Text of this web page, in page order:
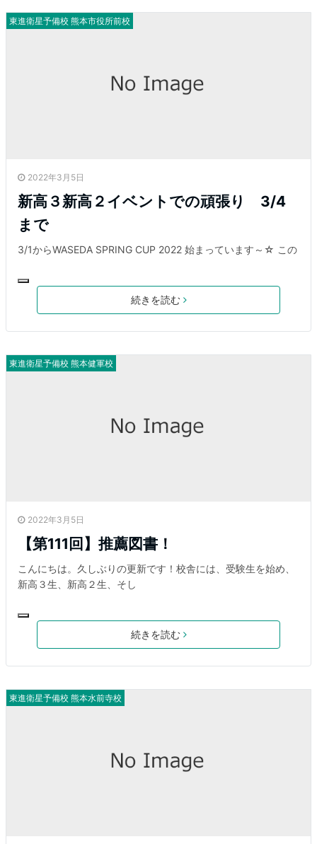
東進衛星予備校 熊本市役所前校
2022年3月5日
新高３新高２イベントでの頑張り 3/4
まで
3/1からWASEDA SPRING CUP 2022 始まっています～☆ この
続きを読む
東進衛星予備校 熊本健軍校
2022年3月5日
【第111回】推薦図書！
こんにちは。久しぶりの更新です！校舎には、受験生を始め、
新高３生、新高２生、そし
続きを読む
東進衛星予備校 熊本水前寺校